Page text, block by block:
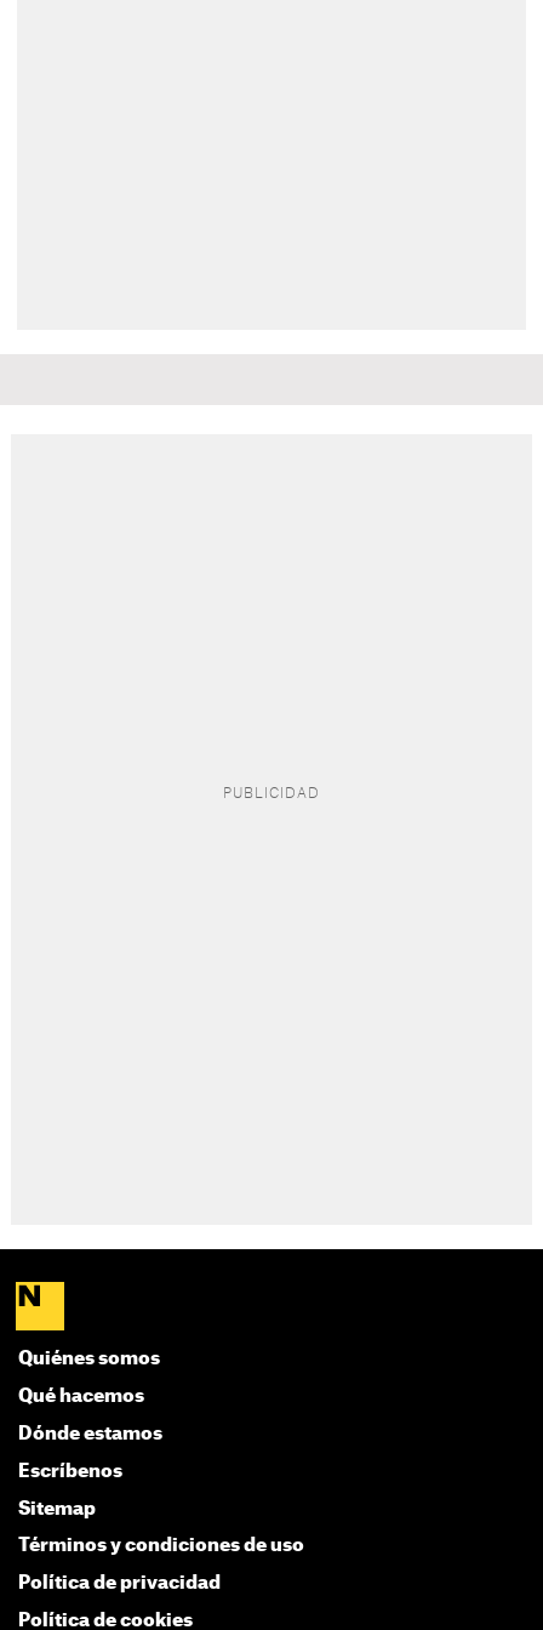
Quiénes somos
Qué hacemos
Dónde estamos
Escríbenos
Sitemap
Términos y condiciones de uso
Política de privacidad
Política de cookies